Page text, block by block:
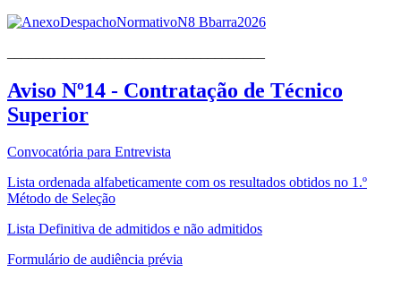
Aviso Nº14 - Contratação de Técnico
Superior
Convocatória para Entrevista
Lista ordenada alfabeticamente com os resultados obtidos no 1.º
Método de Seleção
Lista Definitiva de admitidos e não admitidos
Formulário de audiência prévia